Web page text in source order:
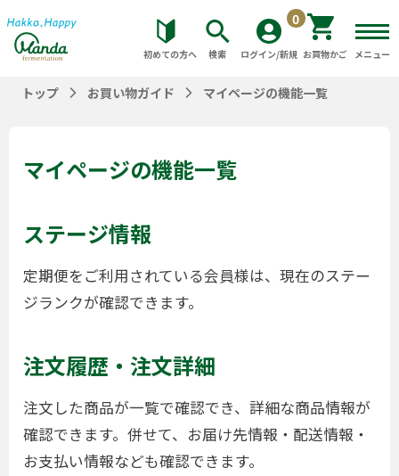
初めての方へ 検索 ログイン/新規お買物かご
0
メニュー
トップ お買い物ガイド マイページの機能一覧
マイページの機能一覧
ステージ情報
定期便をご利用されている会員様は、現在のステー
ジランクが確認できます。
注文履歴・注文詳細
注文した商品が一覧で確認でき、詳細な商品情報が
確認できます。併せて、お届け先情報・配送情報・
お支払い情報なども確認できます。